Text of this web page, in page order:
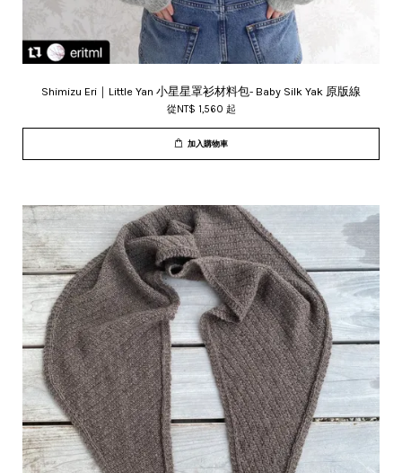
Shimizu Eri｜Little Yan 小星星罩衫材料包- Baby Silk Yak 原版線
從NT$ 1,560 起
加入購物車